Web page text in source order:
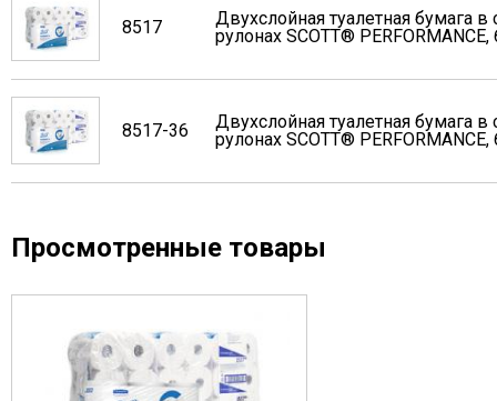
8517
Двухслойная туалетная бумага в
рулонах SCOTT®
8517-36
Двухслойная туалетная бумага в
рулонах SCOTT®
Просмотренные товары